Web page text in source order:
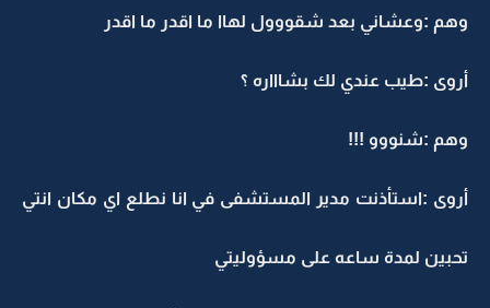
وهم :وعشاني بعد شقووول لهاا ما اقدر ما اقدر
أروى :طيب عندي لك بشاااره ؟
وهم :شنووو !!!
أروى :استأذنت مدير المستشفى في انا نطلع اي مكان انتي
تحبين لمدة ساعه على مسؤوليتي